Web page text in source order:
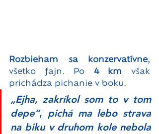
Rozbieham sa konzervatívne,
všetko fajn. Po 4 km však
prichádza pichanie v boku.
„Ejha, zakríkol som to v tom
depe“, pichá ma lebo strava
na biku v druhom kole nebola